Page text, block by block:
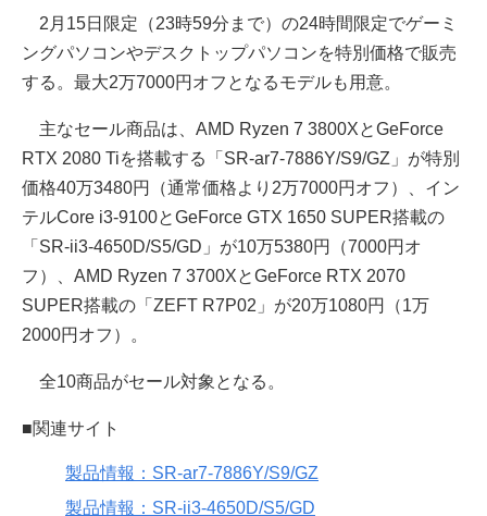
2月15日限定（23時59分まで）の24時間限定でゲーミ
ングパソコンやデスクトップパソコンを特別価格で販売
する。最大2万7000円オフとなるモデルも用意。
主なセール商品は、AMD Ryzen 7 3800XとGeForce
RTX 2080 Tiを搭載する「SR-ar7-7886Y/S9/GZ」が特別
価格40万3480円（通常価格より2万7000円オフ）、イン
テルCore i3-9100とGeForce GTX 1650 SUPER搭載の
「SR-ii3-4650D/S5/GD」が10万5380円（7000円オ
フ）、AMD Ryzen 7 3700XとGeForce RTX 2070
SUPER搭載の「ZEFT R7P02」が20万1080円（1万
2000円オフ）。
全10商品がセール対象となる。
■関連サイト
製品情報：SR-ar7-7886Y/S9/GZ
製品情報：SR-ii3-4650D/S5/GD